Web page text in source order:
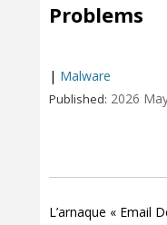
Problems
| Malware
Published: 2026
L’arnaque « Email